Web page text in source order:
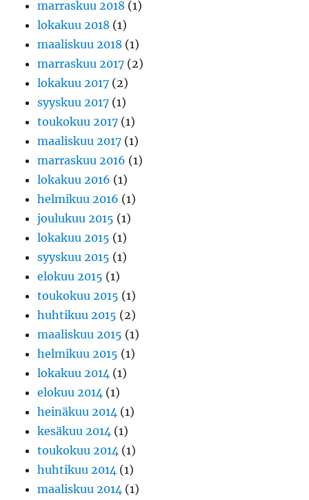
marraskuu 2018 (1)
lokakuu 2018 (1)
maaliskuu 2018 (1)
marraskuu 2017 (2)
lokakuu 2017 (2)
syyskuu 2017 (1)
toukokuu 2017 (1)
maaliskuu 2017 (1)
marraskuu 2016 (1)
lokakuu 2016 (1)
helmikuu 2016 (1)
joulukuu 2015 (1)
lokakuu 2015 (1)
syyskuu 2015 (1)
elokuu 2015 (1)
toukokuu 2015 (1)
huhtikuu 2015 (2)
maaliskuu 2015 (1)
helmikuu 2015 (1)
lokakuu 2014 (1)
elokuu 2014 (1)
heinäkuu 2014 (1)
kesäkuu 2014 (1)
toukokuu 2014 (1)
huhtikuu 2014 (1)
maaliskuu 2014 (1)